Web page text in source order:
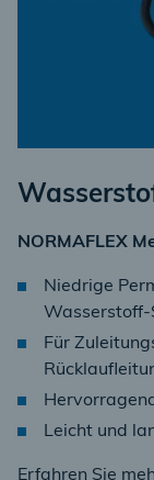
NORMAFLEX
Niedrige
Für
Leicht und
Erfahren Sie